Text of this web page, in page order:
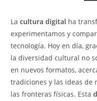
Lacultura digital ha
experimentamos y
tecnología. Hoy en día,
la diversidad cultural no
en nuevos formatos,
tradiciones y las ideas
las fronteras físicas. Esta